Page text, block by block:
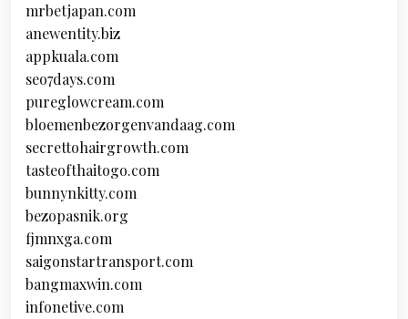
mrbetjapan.com
anewentity.biz
appkuala.com
seo7days.com
pureglowcream.com
bloemenbezorgenvandaag.com
secrettohairgrowth.com
tasteofthaitogo.com
bunnynkitty.com
bezopasnik.org
fjmnxga.com
saigonstartransport.com
bangmaxwin.com
infonetive.com